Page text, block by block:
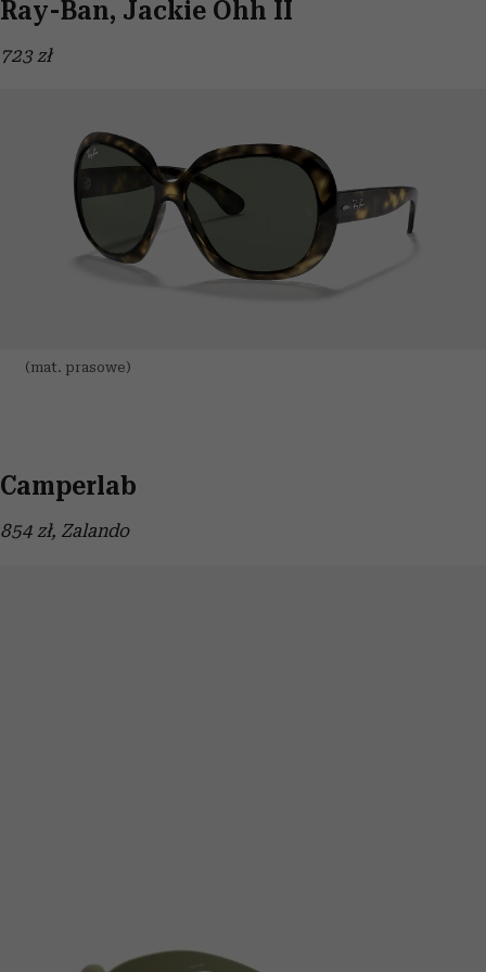
Ray-Ban, Jackie Ohh II
723 zł
(mat. prasowe)
Camperlab
854 zł, Zalando